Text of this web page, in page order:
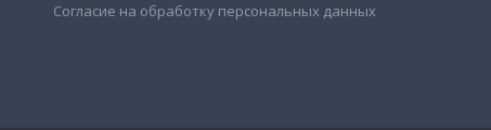
Согласие на обработку персональных данных